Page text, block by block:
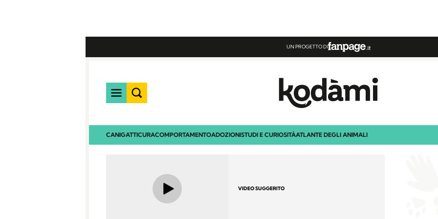
UN PROGETTO DI
CANIGATTICURACOMPORTAMENTOADOZIONISTUDI E CURIOSITÀATLANTE DEGLI ANIMALI
VIDEO SUGGERITO